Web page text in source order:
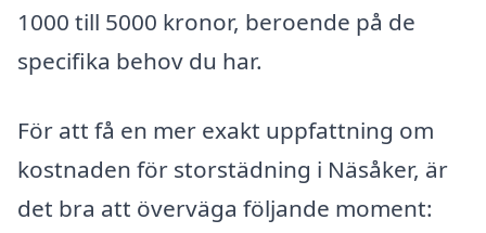
1000 till 5000 kronor, beroende på de
specifika behov du har.
För att få en mer exakt uppfattning om
kostnaden för storstädning i Näsåker, är
det bra att överväga följande moment: